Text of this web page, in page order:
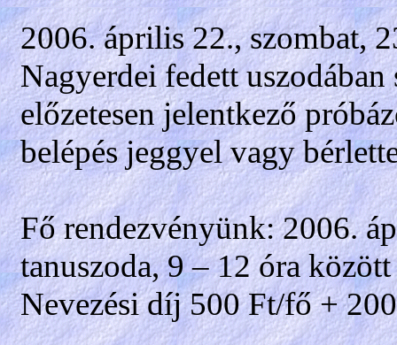
2006. április 22., szombat,
Nagyerdei fedett
előzetesen jelentkező
belépés jeggyel vagy
Fő rendezvényünk: 2006.
tanuszoda, 9 – 12 óra
Nevezési díj 500 Ft/fő +